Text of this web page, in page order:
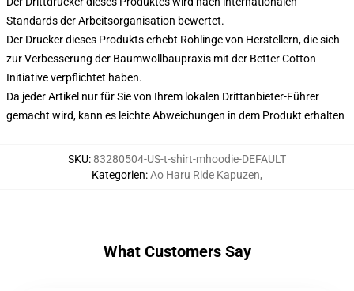
Standards der Arbeitsorganisation bewertet.
Der Drucker dieses Produkts erhebt Rohlinge von Herstellern, die sich
zur Verbesserung der Baumwollbaupraxis mit der Better Cotton
Initiative verpflichtet haben.
Da jeder Artikel nur für Sie von Ihrem lokalen Drittanbieter-Führer
gemacht wird, kann es leichte Abweichungen in dem Produkt erhalten
SKU:83280504-US-t-shirt-mhoodie-DEFAULT
Kategorien:Ao Haru Ride Kapuzen,
What Customers Say